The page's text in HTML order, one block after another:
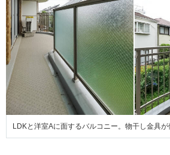
LDKと洋室Aに面するバルコニー。物干し金具が